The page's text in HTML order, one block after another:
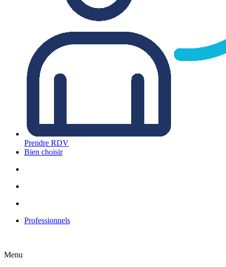
Prendre RDV
Bien choisir
Professionnels
Menu